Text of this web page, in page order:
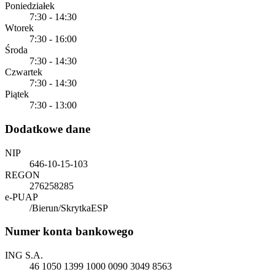
Poniedziałek
7:30 - 14:30
Wtorek
7:30 - 16:00
Środa
7:30 - 14:30
Czwartek
7:30 - 14:30
Piątek
7:30 - 13:00
Dodatkowe dane
NIP
646-10-15-103
REGON
276258285
e-PUAP
/Bierun/SkrytkaESP
Numer konta bankowego
ING S.A.
46 1050 1399 1000 0090 3049 8563